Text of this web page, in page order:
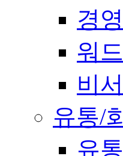
경
워
비서
유통/
유